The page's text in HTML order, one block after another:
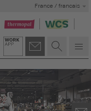
France / francais